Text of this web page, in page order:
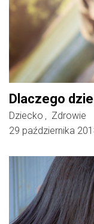
Dlaczego
Dziecko ,
Zdrowie
29 października